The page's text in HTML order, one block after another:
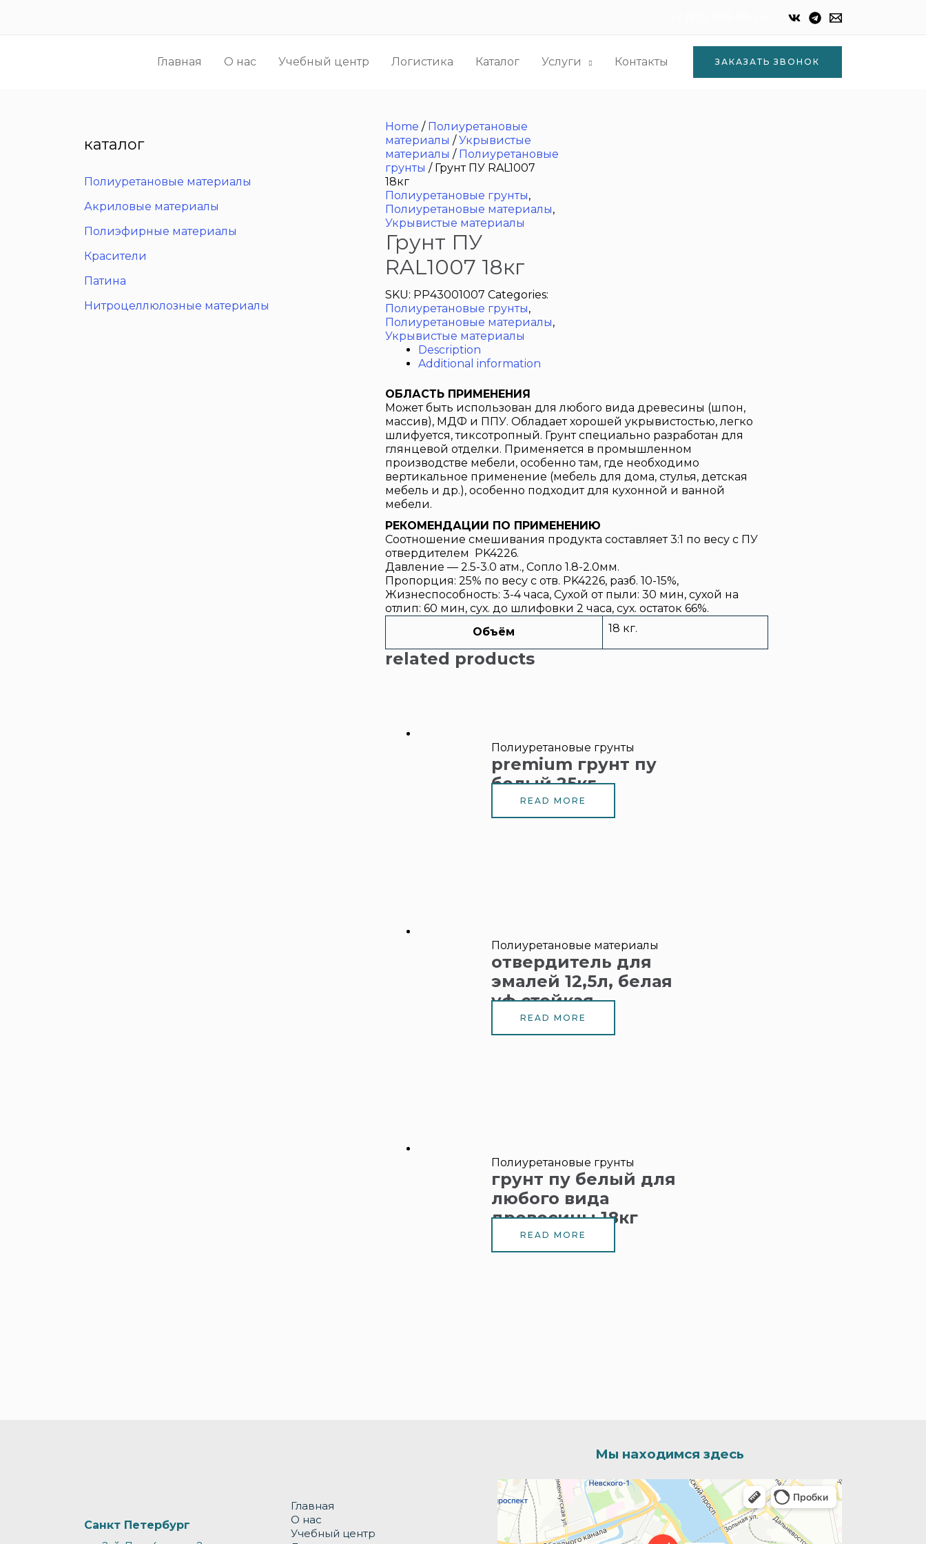
Главная О нас Учебный центр Логистика Каталог Услуги Контакты ЗАКАЗАТЬ ЗВОНОК
каталог
Полиуретановые материалы
Акриловые материалы
Полиэфирные материалы
Красители
Патина
Нитроцеллюлозные материалы
Home / Полиуретановые
материалы /Укрывистые
материалы / Полиуретановые
грунты / Грунт ПУ RAL1007
18кг
Полиуретановые грунты,
Полиуретановые материалы,
Укрывистые материалы
Грунт ПУ
RAL1007 18кг
SKU: PP43001007 Categories:
Полиуретановые грунты,
Полиуретановые материалы,
Укрывистые материалы
Description
Additional information
ОБЛАСТЬ ПРИМЕНЕНИЯ
Может быть использован для любого вида древесины (шпон,
массив), МДФ и ППУ. Обладает хорошей укрывистостью, легко
шлифуется, тиксотропный. Грунт специально разработан для
глянцевой отделки. Применяется в промышленном
производстве мебели, особенно там, где необходимо
вертикальное применение (мебель для дома, стулья, детская
мебель и др.), особенно подходит для кухонной и ванной
мебели.
РЕКОМЕНДАЦИИ ПО ПРИМЕНЕНИЮ
Соотношение смешивания продукта составляет 3:1 по весу с ПУ
отвердителем PK4226.
Давление — 2.5-3.0 атм., Сопло 1.8-2.0мм.
Пропорция: 25% по весу с отв. PK4226, разб. 10-15%,
Жизнеспособность: 3-4 часа, Сухой от пыли: 30 мин, сухой на
отлип: 60 мин, сух. до шлифовки 2 часа, сух. остаток 66%.
Объём
18 кг.
related products
Полиуретановые грунты
premium грунт пу
белый 25кг
READ MORE
Полиуретановые материалы
отвердитель для
эмалей 12,5л, белая
уф стойкая
READ MORE
Полиуретановые грунты
грунт пу белый для
любого вида
древесины 18кг
READ MORE
Санкт Петербург
Главная
О нас
Учебный центр
Мы находимся здесь
Долька
Производственное предприятие в Санкт‑Петербурге